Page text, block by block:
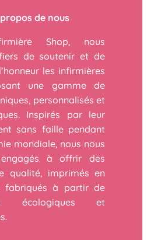
de nous
Shop, nous
de soutenir et de
les infirmières
une gamme de
personnalisés et
Inspirés par leur
sans faille pendant
mondiale, nous nous
à offrir des
qualité, imprimés en
fabriqués à partir de
écologiques et